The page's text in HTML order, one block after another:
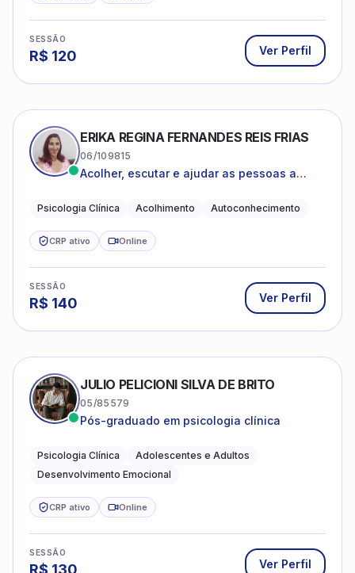
SESSÃO
R$ 120 Ver Perfil
ERIKA REGINA FERNANDES REIS FRIAS
06/109815
Acolher, escutar e ajudar as pessoas a
Psicologia Clínica Acolhimento Autoconhecimento
CRP ativo Online
SESSÃO
R$ 140 Ver Perfil
JULIO PELICIONI SILVA DE BRITO
05/85579
Pós-graduado em psicologia clínica
Psicologia Clínica
Adolescentes e Adultos
Desenvolvimento Emocional
CRP ativo Online
SESSÃO
R$ 130 Ver Perfil